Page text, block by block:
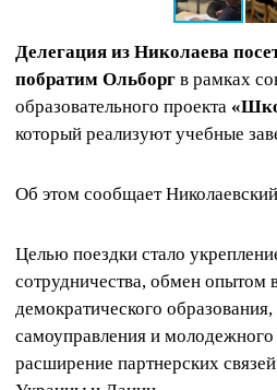
Делегация из Николаева
побратим Ольборг в рамках
образовательного проекта
который реализуют учебные
Об этом сообщает Николаевский
Целью поездки стало
сотрудничества, обмен опытом
демократического
самоуправления и молодежного
расширение партнерских